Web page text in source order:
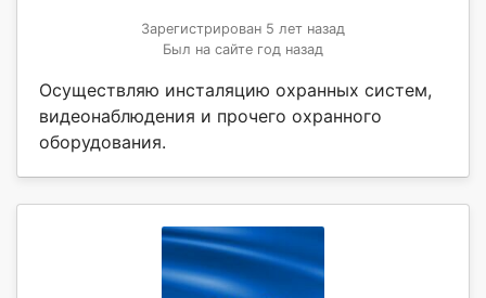
Зарегистрирован 5 лет назад
Был на сайте год назад
Осуществляю инсталяцию охранных систем,
видеонаблюдения и прочего охранного
оборудования.